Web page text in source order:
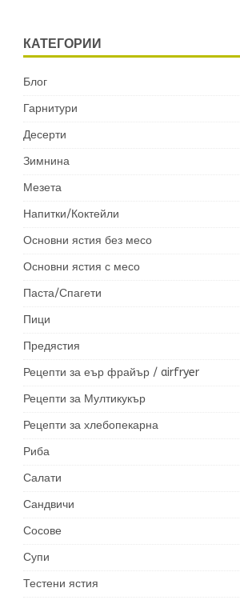
КАТЕГОРИИ
Блог
Гарнитури
Десерти
Зимнина
Мезета
Напитки/Коктейли
Основни ястия без месо
Основни ястия с месо
Паста/Спагети
Пици
Предястия
Рецепти за еър фрайър / airfryer
Рецепти за Мултикукър
Рецепти за хлебопекарна
Риба
Салати
Сандвичи
Сосове
Супи
Тестени ястия